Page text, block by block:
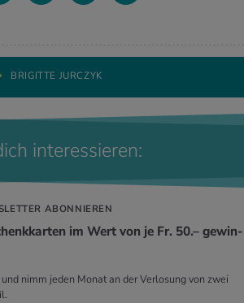
BRIGITTE JURCZYK
interessieren:
ABONNIEREN
im Wert von je Fr. 50.– ge­win­
nimm jeden Monat an der Verlosung von zwei